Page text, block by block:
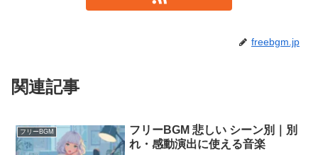
freebgm.jp
関連記事
フリーBGM
フリーBGM 悲しい シーン別｜別
れ・感動演出に使える音楽